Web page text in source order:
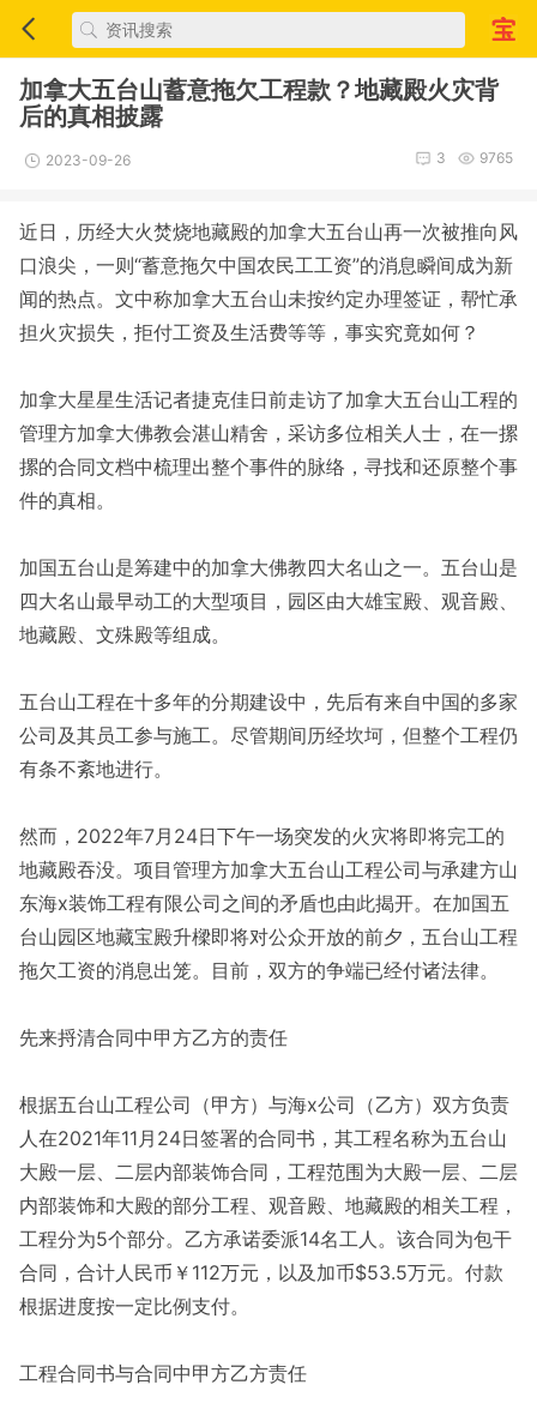
加拿大五台山蓄意拖欠工程款？地藏殿火灾背
后的真相披露
2023-09-26 9765
3
近日，历经大火焚烧地藏殿的加拿大五台山再一次被推向风
口浪尖，一则“蓄意拖欠中国农民工工资”的消息瞬间成为新
闻的热点。文中称加拿大五台山未按约定办理签证，帮忙承
担火灾损失，拒付工资及生活费等等，事实究竟如何？
加拿大星星生活记者捷克佳日前走访了加拿大五台山工程的
管理方加拿大佛教会湛山精舍，采访多位相关人士，在一摞
摞的合同文档中梳理出整个事件的脉络，寻找和还原整个事
件的真相。
加国五台山是筹建中的加拿大佛教四大名山之一。五台山是
四大名山最早动工的大型项目，园区由大雄宝殿、观音殿、
地藏殿、文殊殿等组成。
五台山工程在十多年的分期建设中，先后有来自中国的多家
公司及其员工参与施工。尽管期间历经坎坷，但整个工程仍
有条不紊地进行。
然而，2022年7月24日下午一场突发的火灾将即将完工的
地藏殿吞没。项目管理方加拿大五台山工程公司与承建方山
东海x装饰工程有限公司之间的矛盾也由此揭开。在加国五
台山园区地藏宝殿升樑即将对公众开放的前夕，五台山工程
拖欠工资的消息出笼。目前，双方的争端已经付诸法律。
先来捋清合同中甲方乙方的责任
根据五台山工程公司（甲方）与海x公司（乙方）双方负责
人在2021年11月24日签署的合同书，其工程名称为五台山
大殿一层、二层内部装饰合同，工程范围为大殿一层、二层
内部装饰和大殿的部分工程、观音殿、地藏殿的相关工程，
工程分为5个部分。乙方承诺委派14名工人。该合同为包干
合同，合计人民币￥112万元，以及加币$53.5万元。付款
根据进度按一定比例支付。
工程合同书与合同中甲方乙方责任